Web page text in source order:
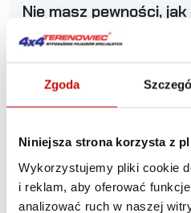
Zgoda
Niniejsza strona korzysta z
Wykorzystujemy pliki cookie
i reklam, aby oferować
analizować ruch w naszej
Nie masz pewności,
produkt? Zadzwoń,
+48 12 266 27 54
Zasady dostawy
Opis produktu